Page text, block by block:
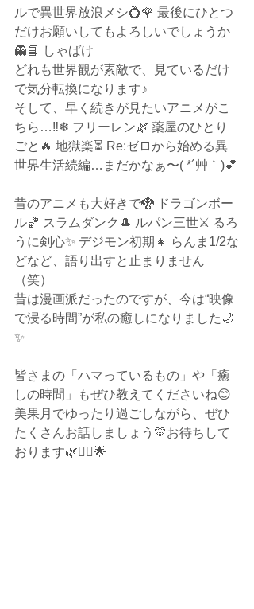
ルで異世界放浪メシ💍🌹 最後にひとつ
だけお願いしてもよろしいでしょうか
👻📘 しゃばけ
どれも世界観が素敵で、見ているだけ
で気分転換になります♪
そして、早く続きが見たいアニメがこ
ちら…‼❄ フリーレン🌿 薬屋のひとり
ごと🔥 地獄楽⏳ Re:ゼロから始める異
世界生活続編…まだかなぁ〜( *´艸｀)💕
昔のアニメも大好きで🐉 ドラゴンボー
ル🏀 スラムダンク🎩 ルパン三世⚔ るろ
うに剣心✨ デジモン初期👧 らんま1/2な
どなど、語り出すと止まりません
（笑）
昔は漫画派だったのですが、今は“映像
で浸る時間”が私の癒しになりました🌙
✨
皆さまの「ハマっているもの」や「癒
しの時間」もぜひ教えてくださいね😊
美果月でゆったり過ごしながら、ぜひ
たくさんお話しましょう💛お待ちして
おります🌿💆‍♀️🌟